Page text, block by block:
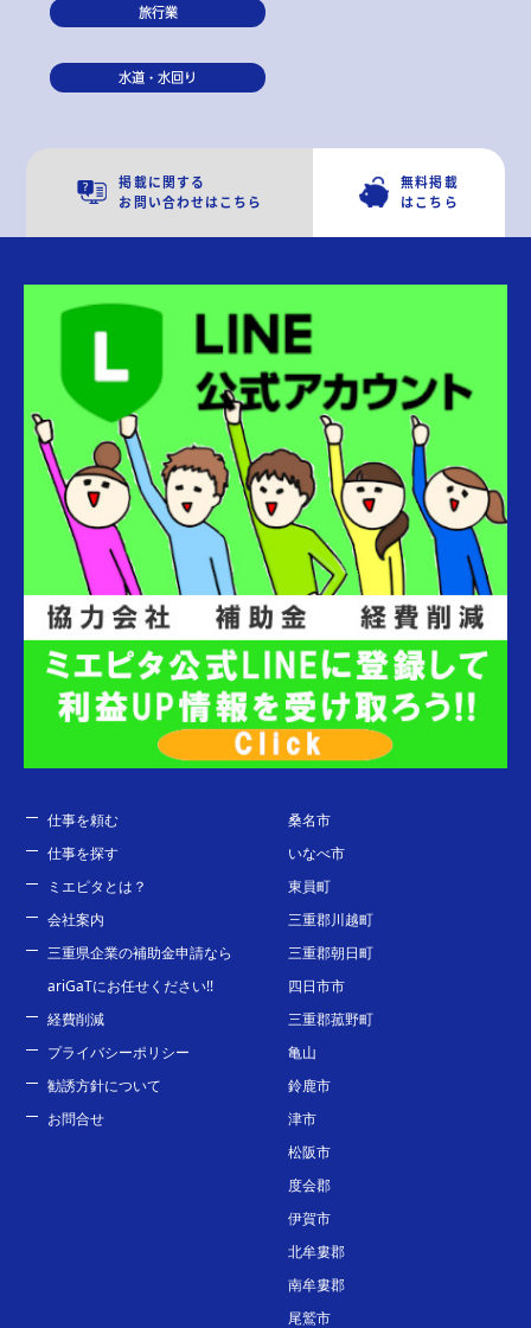
旅行業
水道・水回り
掲載に関する
お問い合わせはこちら
無料掲載
はこちら
仕事を頼む
仕事を探す
ミエピタとは？
会社案内
三重県企業の補助金申請なら
ariGaTにお任せください!!
経費削減
プライバシーポリシー
勧誘方針について
お問合せ
桑名市
いなべ市
東員町
三重郡川越町
三重郡朝日町
四日市市
三重郡菰野町
亀山
鈴鹿市
津市
松阪市
度会郡
伊賀市
北牟婁郡
南牟婁郡
尾鷲市